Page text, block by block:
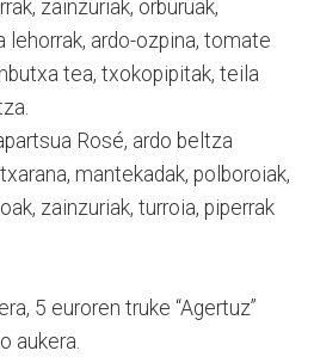
zainzuriak, orburuak,
ardo-ozpina, tomate
tea, txokopipitak, teila
Rosé, ardo beltza
mantekadak, polboroiak,
zainzuriak, turroia, piperrak
5 euroren truke “Agertuz”
aukera.